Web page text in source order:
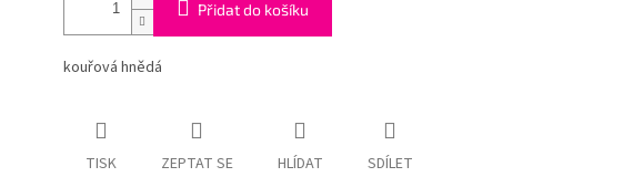
Přidat do košíku
kouřová hnědá
TISK ZEPTAT SE HLÍDAT SDÍLET